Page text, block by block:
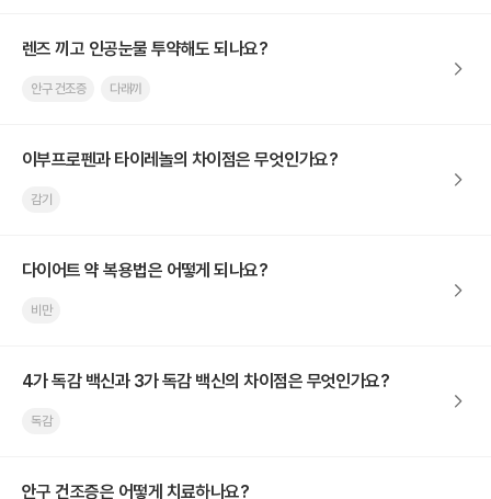
렌즈 끼고 인공눈물 투약해도 되나요?
안구 건조증 다래끼
이부프로펜과 타이레놀의 차이점은 무엇인가요?
감기
다이어트 약 복용법은 어떻게 되나요?
비만
4가 독감 백신과 3가 독감 백신의 차이점은 무엇인가요?
독감
안구 건조증은 어떻게 치료하나요?